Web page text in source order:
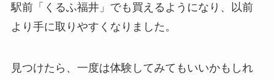
駅前「くるふ福井」でも買えるようになり、以前
より手に取りやすくなりました。
見つけたら、一度は体験してみてもいいかもしれ